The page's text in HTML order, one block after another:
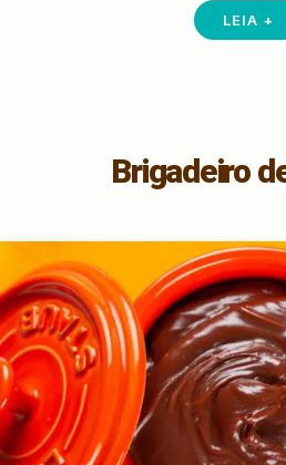
LEIA +
Brigadeiro